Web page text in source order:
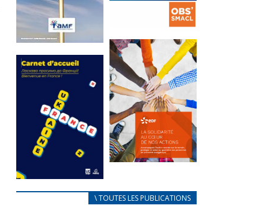
Statut de
l’élu local
Mise à jour avril
2024
FEUILLETER
La
prévention
des conflits
d’intérêts
18 septembre 2023
FEUILLETER
au coeur de
nos actions
\ TOUTES LES PUBLICATIONS